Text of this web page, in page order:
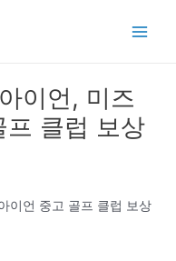
이언, 미즈
프 클럽 보상
이언 중고 골프 클럽 보상